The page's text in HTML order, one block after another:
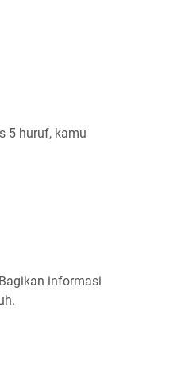
5 huruf, kamu
informasi